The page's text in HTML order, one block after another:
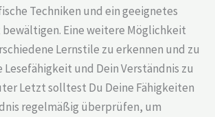
Techniken und ein geeignetes
Eine weitere Möglichkeit
Lernstile zu erkennen und zu
und Dein Verständnis zu
Letzt solltest Du Deine Fähigkeiten
regelmäßig überprüfen, um